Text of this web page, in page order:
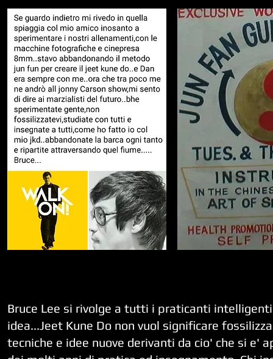
Bruce Lee si rivolge a tutti i praticanti
idea...Jeet Kune Do non vuol significare
tecniche e idee nuove derivanti da cio' che si e'